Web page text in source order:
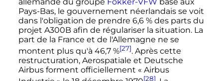
Pays-Bas, le gouvernement néerlandais se voit
dans l'obligation de prendre 6,6 % des parts du
projet A300B afin de régulariser la situation. La
part de la France et de l'Allemagne ne se
montent plus qu'à 46,7 %[27]. Après cette
restructuration, Aerospatiale et Deutsche
Airbus forment officiellement « Airbus
[28]